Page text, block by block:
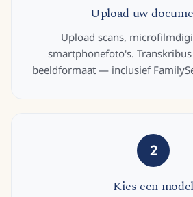
Upload uw
Upload scans,
smartphonefoto's.
beeldformaat — inclusief
2
Kies een model